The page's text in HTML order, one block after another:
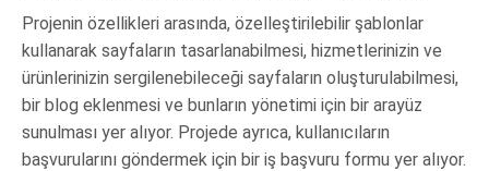
Projenin özellikleri arasında, özelleştirilebilir şablonlar
kullanarak sayfaların tasarlanabilmesi, hizmetlerinizin ve
ürünlerinizin sergilenebileceği sayfaların oluşturulabilmesi,
bir blog eklenmesi ve bunların yönetimi için bir arayüz
sunulması yer alıyor. Projede ayrıca, kullanıcıların
başvurularını göndermek için bir iş başvuru formu yer alıyor.